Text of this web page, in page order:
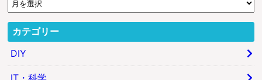
カテゴリー
DIY